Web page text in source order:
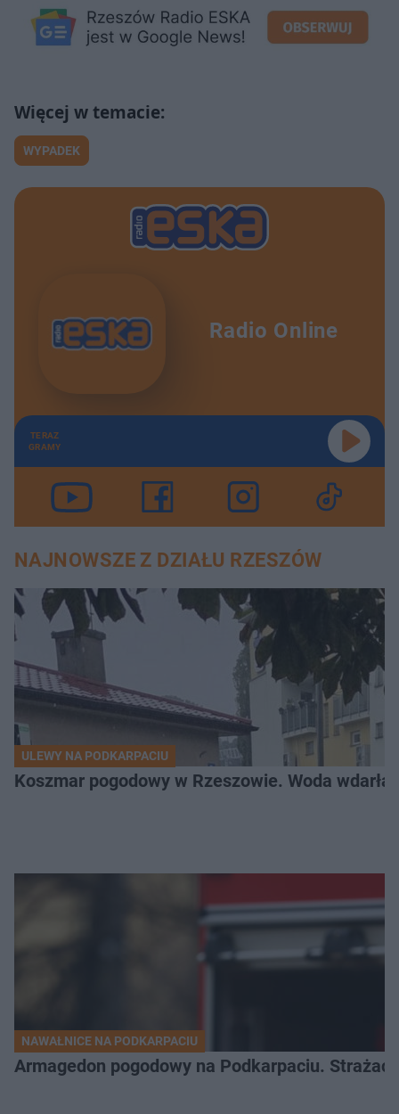
WYPADEK
Radio Online
TERAZ
GRAMY
NAJNOWSZE Z DZIAŁU RZESZÓW
ULEWY NA PODKARPACIU
Koszmar pogodowy w Rzeszowie. Woda
NAWAŁNICE NA PODKARPACIU
Armagedon pogodowy na Podkarpaciu.